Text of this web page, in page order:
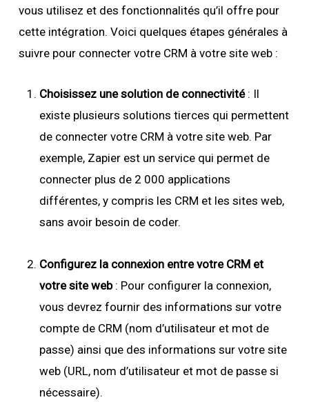
vous utilisez et des fonctionnalités qu’il offre pour
cette intégration. Voici quelques étapes générales à
suivre pour connecter votre CRM à votre site web :
Choisissez une solution de connectivité: Il
existe plusieurs solutions tierces qui permettent
de connecter votre CRM à votre site web. Par
exemple, Zapier est un service qui permet de
connecter plus de 2 000 applications
différentes, y compris les CRM et les sites web,
sans avoir besoin de coder.
Configurez la connexion entre votre CRM et
votre site web: Pour configurer la connexion,
vous devrez fournir des informations sur votre
compte de CRM (nom d’utilisateur et mot de
passe) ainsi que des informations sur votre site
web (URL, nom d’utilisateur et mot de passe si
nécessaire).